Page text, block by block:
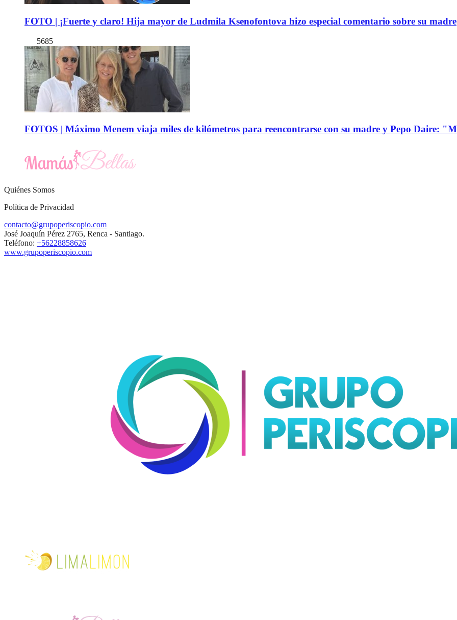
FOTO | ¡Fuerte y claro! Hija mayor de Ludmila Ksenofontova hizo especial comentario sobre su madre
5685
FOTOS | Máximo Menem viaja miles de kilómetros para reencontrarse con su madre y Pepo Daire:
Quiénes Somos
Política de Privacidad
contacto@grupoperiscopio.com
José Joaquín Pérez 2765, Renca - Santiago.
Teléfono: +56228858626
www.grupoperiscopio.com